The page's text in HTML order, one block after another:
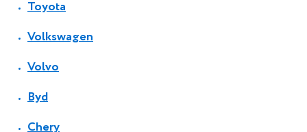
Toyota
Volkswagen
Volvo
Byd
Chery